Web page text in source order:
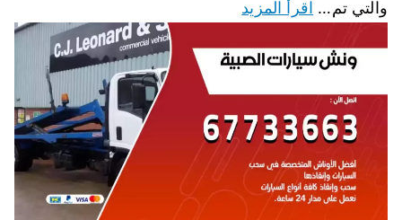
والتي تم… اقرأ المزيد